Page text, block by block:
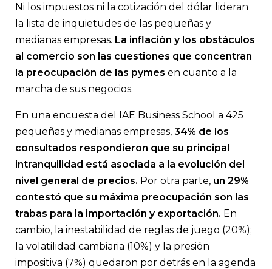
Hace dos años, cuando el IAE Business School realizó la
este relevamiento, la principal inquietud era la inestabilidad
de juego.
Ni los impuestos ni la cotización del dólar lideran
la lista de inquietudes de las pequeñas y
medianas empresas. La inflación y los obstáculos
al comercio son las cuestiones que concentran
la preocupación de las pymes en cuanto a la
marcha de sus negocios.
En una encuesta del IAE Business School a 425
pequeñas y medianas empresas, 34% de los
consultados respondieron que su principal
intranquilidad está asociada a la evolución del
nivel general de precios. Por otra parte, un 29%
contestó que su máxima preocupación son las
trabas para la importación y exportación. En
cambio, la inestabilidad de reglas de juego (20%);
la volatilidad cambiaria (10%) y la presión
impositiva (7%) quedaron por detrás en la agenda